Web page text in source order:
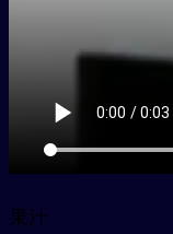
果汁